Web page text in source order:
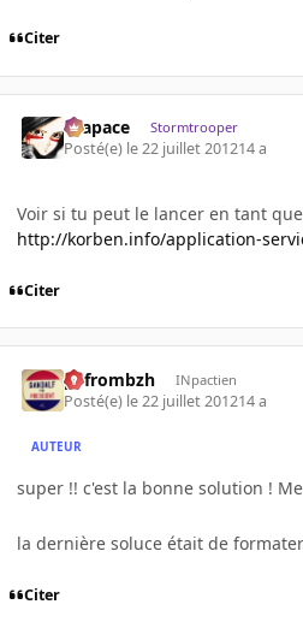
Citer
Krapace Stormtrooper
Posté(e) le 22 juillet 201214 a
Voir si tu peut le lancer en tant
http://korben.info/application-
Citer
pyfrombzh INpactien
Posté(e) le 22 juillet 201214 a
AUTEUR
super !! c'est la bonne solution !
la dernière soluce était de
Citer